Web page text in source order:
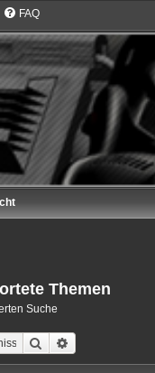
FAQ
Themen
Suche
Suche